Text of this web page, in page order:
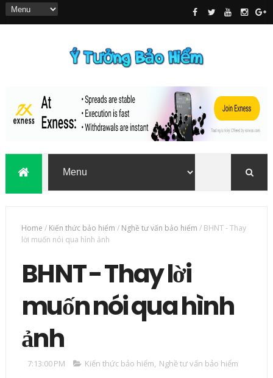
Home / Kiến thức bảo hiểm / Nghề tư vấn bảo hiểm / BHNT - Thay
lời muốn nói qua hình ảnh
BHNT - Thay lời
muốn nói qua hình
ảnh
7:13:00 PM Kiến thức bảo hiểm, Nghề tư vấn bảo hiểm